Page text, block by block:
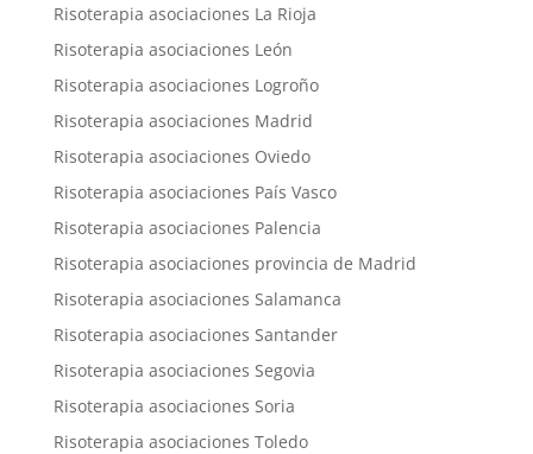
Risoterapia asociaciones La Rioja
Risoterapia asociaciones León
Risoterapia asociaciones Logroño
Risoterapia asociaciones Madrid
Risoterapia asociaciones Oviedo
Risoterapia asociaciones País Vasco
Risoterapia asociaciones Palencia
Risoterapia asociaciones provincia de Madrid
Risoterapia asociaciones Salamanca
Risoterapia asociaciones Santander
Risoterapia asociaciones Segovia
Risoterapia asociaciones Soria
Risoterapia asociaciones Toledo